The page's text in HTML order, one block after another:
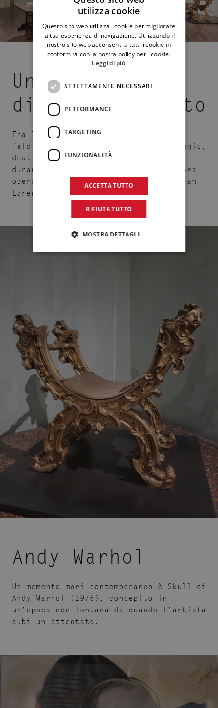
Un faldistorio
di fine Seicento
Fra le due opere contemporanee, un
faldistorio di fine Seicento. Il seggio,
destinato ad accogliere alti prelati
durante le cerimonie pubbliche, sembra
opera di uno scultore del giro di Gian
Lorenzo Bernini.
Andy Warhol
Un memento mori contemporaneo è Skull di
Andy Warhol (1976), concepito in
un’epoca non lontana da quando l’artista
subì un attentato.
ENGLISH
utilizza cookie
Questo sito web utilizza i cookie per migliorare
la tua esperienza di navigazione. Utilizzando il
nostro sito web acconsenti a tutti i cookie in
conformità con la nostra policy per i cookie.
Leggi di più
STRETTAMENTE NECESSARI
PERFORMANCE
TARGETING
FUNZIONALITÀ
ACCETTA TUTTO
RIFIUTA TUTTO
MOSTRA DETTAGLI